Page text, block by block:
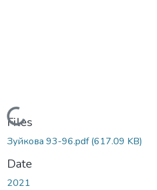
Loading...
Files
Зуйкова 93-96.pdf(617.09 KB)
Date
2021